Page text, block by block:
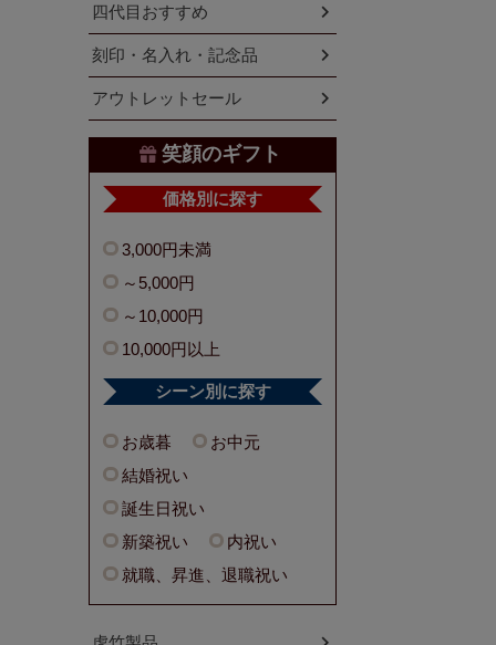
四代目おすすめ
刻印・名入れ・記念品
アウトレットセール
笑顔のギフト
価格別に探す
3,000円未満
～5,000円
～10,000円
10,000円以上
シーン別に探す
お歳暮
お中元
結婚祝い
誕生日祝い
新築祝い
内祝い
就職、昇進、退職祝い